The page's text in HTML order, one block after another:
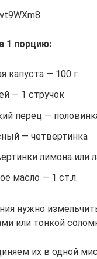
1 порцию:
капуста — 100 г
— 1 стручок
перец —
— четвертинка
лимона или
масло — 1 ст.л.
нужно
или тонкой
их в одной